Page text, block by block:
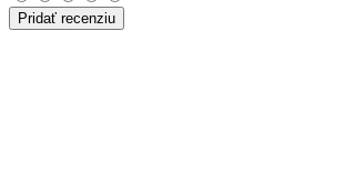
Pridať recenziu